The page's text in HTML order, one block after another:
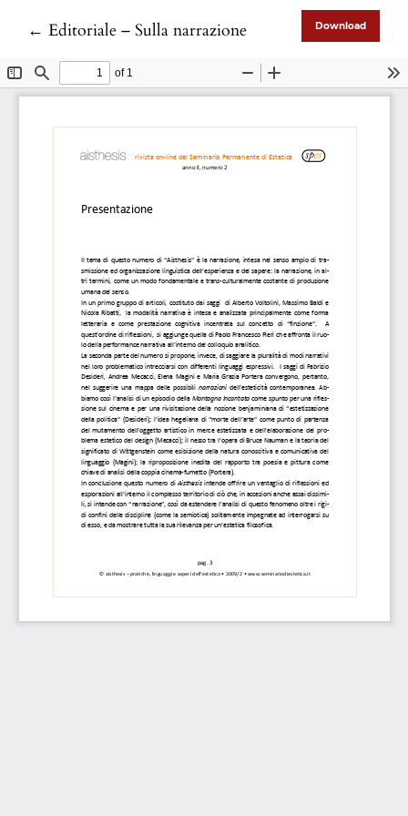
← Return to Article Details
Editoriale – Sulla narrazione Download